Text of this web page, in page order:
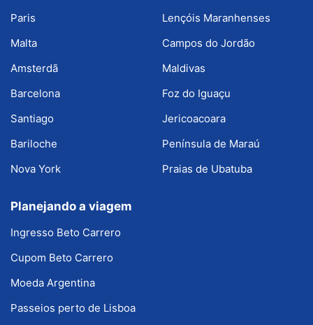
Paris
Malta
Amsterdã
Barcelona
Santiago
Bariloche
Nova York
Lençóis Maranhenses
Campos do Jordão
Maldivas
Foz do Iguaçu
Jericoacoara
Península de Maraú
Praias de Ubatuba
Planejando a viagem
Ingresso Beto Carrero
Cupom Beto Carrero
Moeda Argentina
Passeios perto de Lisboa